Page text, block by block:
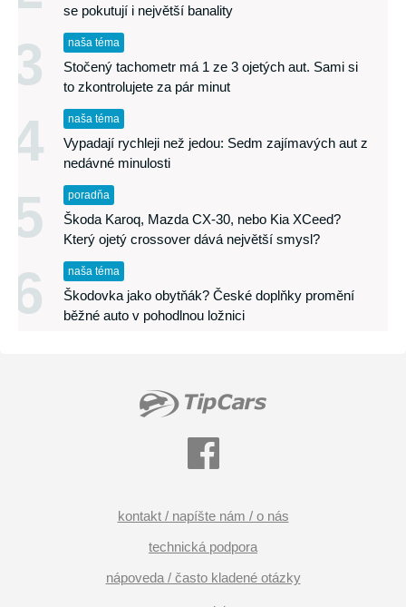
se pokutují i největší banality
3 naša téma
Stočený tachometr má 1 ze 3 ojetých aut. Sami si
to zkontrolujete za pár minut
4 naša téma
Vypadají rychleji než jedou: Sedm zajímavých aut z
nedávné minulosti
5 poradňa
Škoda Karoq, Mazda CX-30, nebo Kia XCeed?
Který ojetý crossover dává největší smysl?
6 naša téma
Škodovka jako obytňák? České doplňky promění
běžné auto v pohodlnou ložnici
kontakt / napíšte nám / o nás
technická podpora
nápoveda / často kladené otázky